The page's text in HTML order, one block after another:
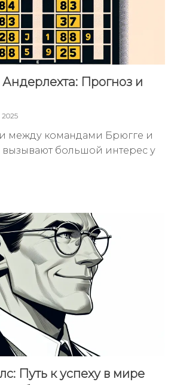
Прогноз и
2025
между командами Брюгге и
вызывают большой интерес у
Путь к успеху в мире